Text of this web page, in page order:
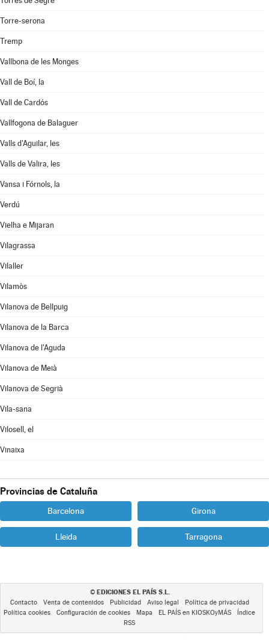
Torre-serona
Tremp
Vallbona de les Monges
Vall de Boí, la
Vall de Cardós
Vallfogona de Balaguer
Valls d'Aguilar, les
Valls de Valira, les
Vansa i Fórnols, la
Verdú
Vielha e Mijaran
Vilagrassa
Vilaller
Vilamòs
Vilanova de Bellpuig
Vilanova de la Barca
Vilanova de l'Aguda
Vilanova de Meià
Vilanova de Segrià
Vila-sana
Vilosell, el
Vinaixa
Provincias de Cataluña
Barcelona Girona
Lleida Tarragona
© EDICIONES EL PAÍS S.L.
Contacto Venta de contenidos Publicidad Aviso legal
Política de privacidad
Política cookies
Configuración de cookies Mapa EL PAÍS en KIOSKOyMÁS
Índice
RSS